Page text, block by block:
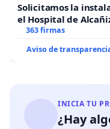
Solicitamos la
el Hospital de
363 firmas
Aviso de
INICIA TU
¿Hay